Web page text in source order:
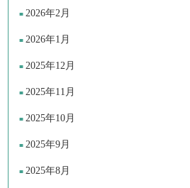
2026年2月
2026年1月
2025年12月
2025年11月
2025年10月
2025年9月
2025年8月